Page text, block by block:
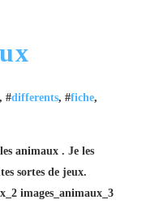
, #differents, #fiche,
animaux . Je les
sortes de jeux.
images_animaux_3